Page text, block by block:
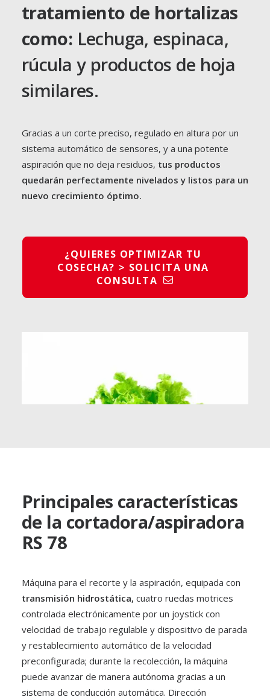
tratamiento de hortalizas
como: Lechuga, espinaca,
rúcula y productos de hoja
similares.
Gracias a un corte preciso, regulado en altura por un
sistema automático de sensores, y a una potente
aspiración que no deja residuos, tus productos
quedarán perfectamente nivelados y listos para un
nuevo crecimiento óptimo.
¿QUIERES OPTIMIZAR TU
COSECHA? > SOLICITA UNA
CONSULTA
Lechuga
HORTALIZAS
Principales características
de la cortadora/aspiradora
RS 78
Máquina para el recorte y la aspiración, equipada con
transmisión hidrostática, cuatro ruedas motrices
controlada electrónicamente por un joystick con
velocidad de trabajo regulable y dispositivo de parada
y restablecimiento automático de la velocidad
preconfigurada; durante la recolección, la máquina
puede avanzar de manera autónoma gracias a un
sistema de conducción automática. Dirección